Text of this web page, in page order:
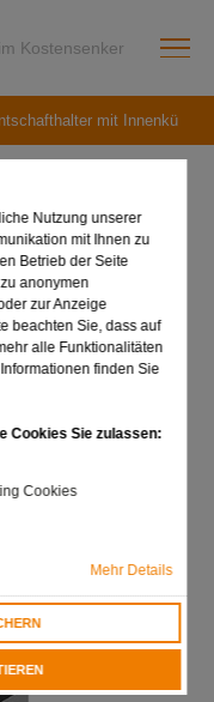
Nutzung unserer
mit Ihnen zu
Betrieb der Seite
anonymen
zur Anzeige
beachten Sie, dass auf
alle Funktionalitäten
finden Sie
Cookies Sie zulassen:
Cookies
Mehr Details
Kostensenker
mit
mit
an